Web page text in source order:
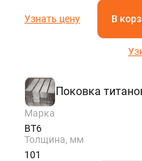
Узнать цену В
Поковка
Марка
ВТ6
Толщина, мм
101